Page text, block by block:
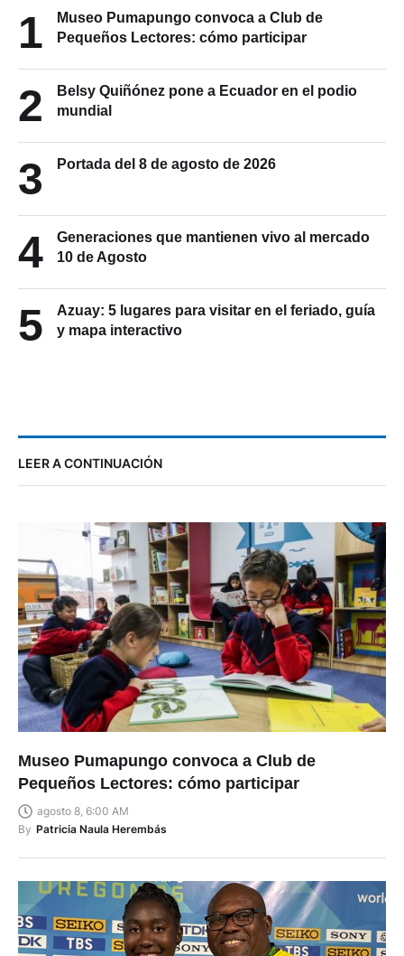
1
Museo Pumapungo convoca a Club de
Pequeños Lectores: cómo participar
2
Belsy Quiñónez pone a Ecuador en el podio
mundial
3 Portada del 8 de agosto de 2026
4
Generaciones que mantienen vivo al mercado
10 de Agosto
5
Azuay: 5 lugares para visitar en el feriado, guía
y mapa interactivo
LEER A CONTINUACIÓN
Museo Pumapungo convoca a Club de
Pequeños Lectores: cómo participar
agosto 8, 6:00 AM
By Patricia Naula Herembás